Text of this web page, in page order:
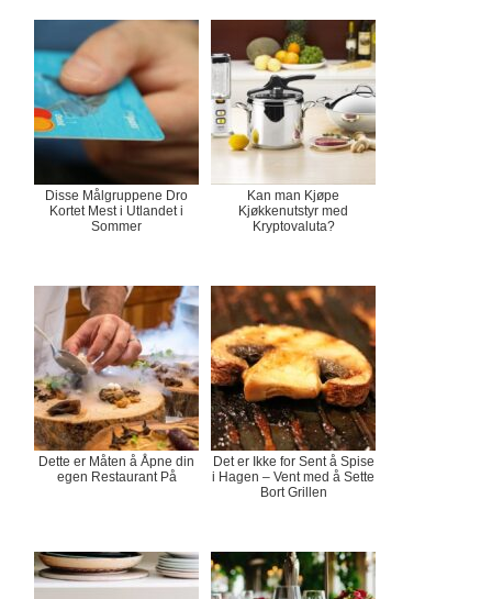
Disse Målgruppene Dro
Kortet Mest i Utlandet i
Sommer
Kan man Kjøpe
Kjøkkenutstyr med
Kryptovaluta?
Dette er Måten å Åpne din
egen Restaurant På
Det er Ikke for Sent å Spise
i Hagen – Vent med å Sette
Bort Grillen